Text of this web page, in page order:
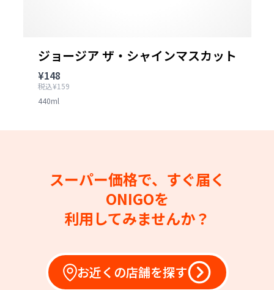
ジョージア ザ・シャインマスカット
¥148
税込¥159
440ml
スーパー価格で、すぐ届く
ONIGOを
利用してみませんか？
お近くの店舗を探す